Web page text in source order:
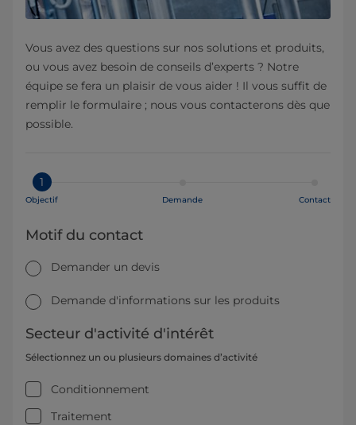
Vous avez des questions sur nos solutions et produits,
ou vous avez besoin de conseils d’experts ? Notre
équipe se fera un plaisir de vous aider ! Il vous suffit de
remplir le formulaire ; nous vous contacterons dès que
possible.
1
Objectif Demande Contact
Motif du contact
Demander un devis
Demande d'informations sur les produits
Secteur d'activité d'intérêt
Sélectionnez un ou plusieurs domaines d’activité
Conditionnement
Traitement